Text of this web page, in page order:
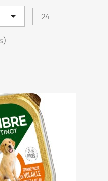
 24